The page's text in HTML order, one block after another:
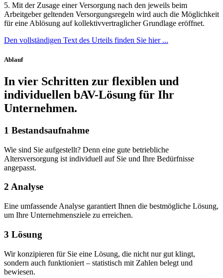
5. Mit der Zusage einer Versorgung nach den jeweils beim
Arbeitgeber geltenden Versorgungsregeln wird auch die Möglichkeit
für eine Ablösung auf kollektivvertraglicher Grundlage eröffnet.
Den vollständigen Text des Urteils finden Sie hier ...
Ablauf
In vier Schritten zur flexiblen und
individuellen bAV-Lösung für Ihr
Unternehmen.
1 Bestandsaufnahme
Wie sind Sie aufgestellt? Denn eine gute betriebliche
Altersversorgung ist individuell auf Sie und Ihre Bedürfnisse
angepasst.
2 Analyse
Eine umfassende Analyse garantiert Ihnen die bestmögliche Lösung,
um Ihre Unternehmensziele zu erreichen.
3 Lösung
Wir konzipieren für Sie eine Lösung, die nicht nur gut klingt,
sondern auch funktioniert – statistisch mit Zahlen belegt und
bewiesen.